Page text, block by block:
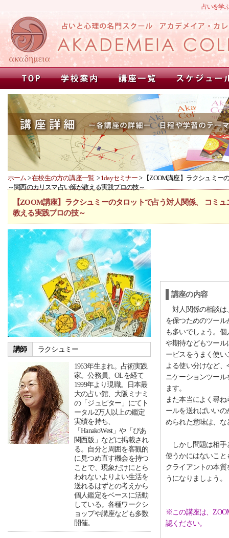
占いを学
ホーム >在校生の方の講座一覧 >1dayセミナー > 【ZOOM講座】ラクシュミー
～関西のカリスマ占い師が教える実践プロの技～
【ZOOM講座】ラクシュミーのタロットで占う対人関係、 コミ
教える実践プロの技～
講師 ラクシュミー
1963年生まれ。占術実践
家。公務員、OLを経て
1999年より現職。日本最
大の占い館、大阪ミナミ
の「ジュピター」にてト
ータル2万人以上の鑑定
実績を持ち、
「HanakoWest」や「ぴあ
関西版」などに掲載され
る。自分と周囲を客観的
に見つめ直す機会を持つ
ことで、現象だけにとら
われないよりよい生活を
送れるはずとの考えから
個人鑑定をベースに活動
している。各種ワークシ
ョップや講座なども多数
開催。
講座の内容
対人関係の相談は
を保つためのツー
も多いでしょう。
や期待などもツール
ービスをうまく使い
よる使い分けなど
ニケーションツー
ます。
また本当によく尋
ールを送ればいい
められた意味は、な
しかし問題は相手
使うかにはないこと
クライアントの本
うになりましょう。
※この講座は、
認ください。